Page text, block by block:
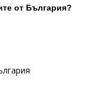
от България?